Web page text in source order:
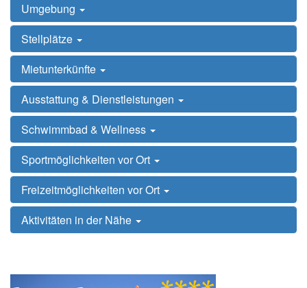
Umgebung
Stellplätze
Mietunterkünfte
Ausstattung & Dienstleistungen
Schwimmbad & Wellness
Sportmöglichkeiten vor Ort
Freizeitmöglichkeiten vor Ort
Aktivitäten in der Nähe